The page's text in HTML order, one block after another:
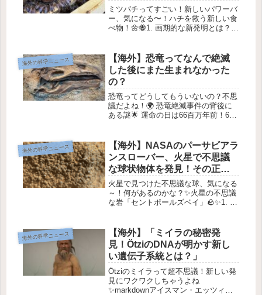
ミツバチってすごい！新しいパワーバ
ー、気になる〜！ハチを救う新しい食
べ物！🌼🐝1. 画期的な新発明とは？最
全合成のもので、ハチの群れを救う助
けになると期待されています。この...
海外の科学ニュース
【海外】恐竜ってなんで絶滅
した後にまた生まれなかった
の？
恐竜ってどうしてもういないの？不思
議だよね！🌍 恐竜絶滅事件の背後に
ある謎🌟 運命の日は66百万年前！66
衝撃で、恐竜たちの時代はあっという
間に終わってしまったの。今回の事...
海外の科学ニュース
【海外】NASAのパーサビアラ
ンスローバー、火星で不思議
な球状物体を発見！その正体
とは？
火星で見つけた不思議な球、気になる
～！何があるのかな？✨火星の不思議
な岩「セントポールズベイ」🪨✨1. は
ターの縁で、すごく興味深い岩を見つ
けました！この岩は何と、数百個の...
海外の科学ニュース
【海外】「ミイラの秘密発
見！ÖtziのDNAが明かす新し
い遺伝子系統とは？」
Ötziのミイラって超不思議！新しい発
見にワクワクしちゃうよね
✨markdownアイスマン・エッツィの